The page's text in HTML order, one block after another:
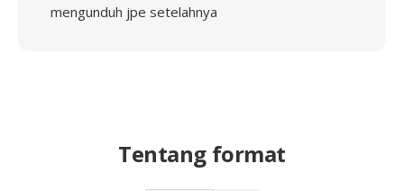
mengunduh jpe setelahnya
Tentang format